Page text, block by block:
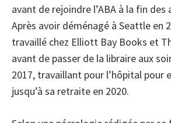
avant de rejoindre l’ABA à la fin des
Après avoir déménagé à Seattle en
travaillé chez Elliott Bay Books et
avant de passer de la libraire aux
2017, travaillant pour l’hôpital pour
jusqu’à sa retraite en 2020.